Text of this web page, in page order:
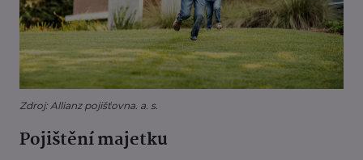
Zdroj: Allianz pojišťovna. a. s.
Pojištění majetku